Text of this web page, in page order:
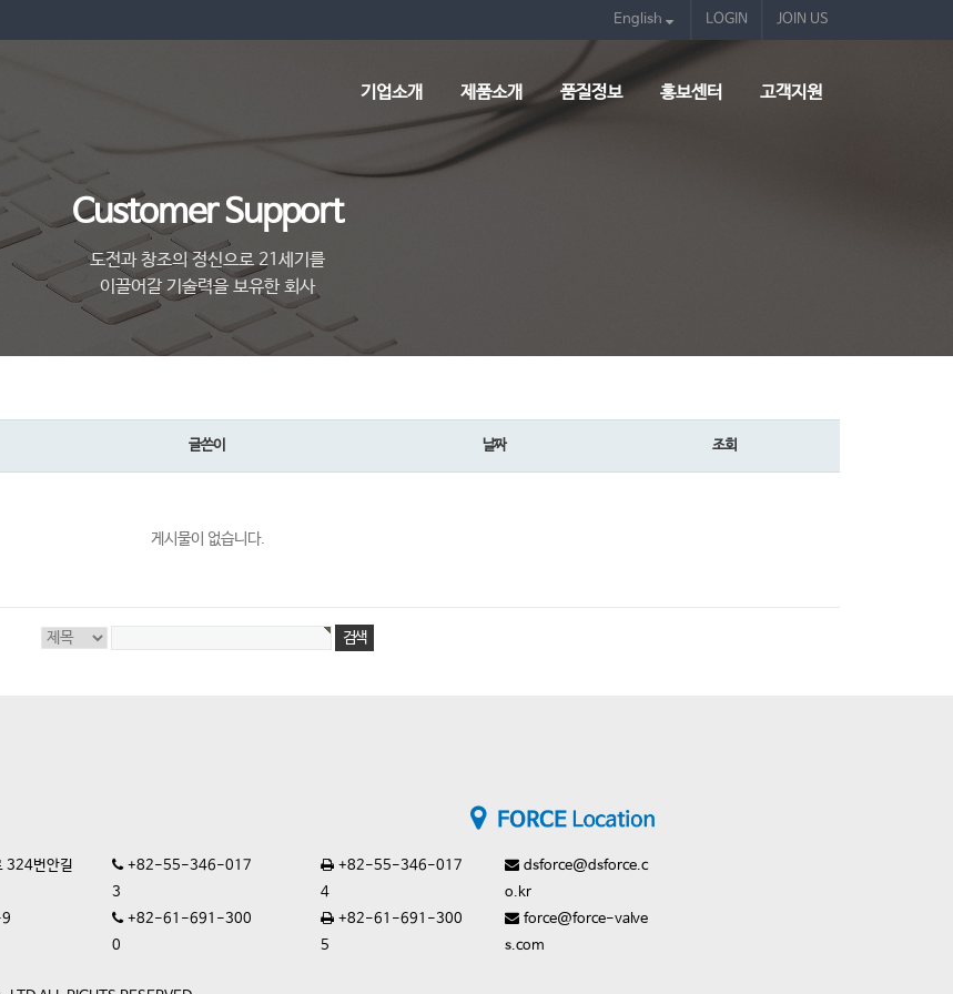
English LOGIN JOIN US
기업소개 제품소개 품질정보 홍보센터 고객지원
Customer Support
도전과 창조의 정신으로 21세기를
이끌어갈 기술력을 보유한 회사
글쓴이 날짜 조회
게시물이 없습니다.
324번안길
+82-55-346-017
3
+82-55-346-017
4
dsforce@dsforce.c
o.kr
+82-61-691-300
0
+82-61-691-300
5
force@force-valve
s.com